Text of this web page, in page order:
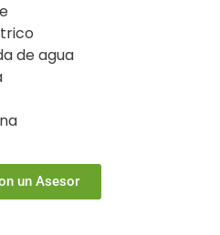
de agua
un Asesor